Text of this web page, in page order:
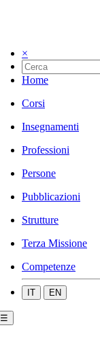
×
Home
Corsi
Insegnamenti
Professioni
Persone
Pubblicazioni
Strutture
Terza Missione
Competenze
IT EN
☰